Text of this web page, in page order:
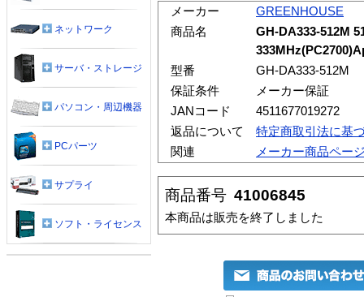
メーカー
GREENHOUSE
商品名
GH-DA333-512M
型番
GH-DA333-512M
保証条件
メーカー保証
JANコード
4511677019272
返品について
特定商取引法に基
関連
メーカー商品ペー
商品番号 41006845
本商品は販売を終了しました
ネットワーク
サーバ・ストレージ
パソコン・周辺機器
PCパーツ
サプライ
ソフト・ライセンス